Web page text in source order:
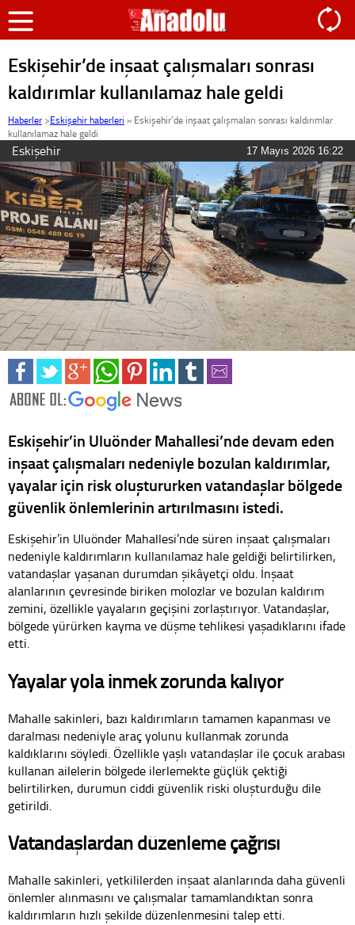
Eskişehir’de inşaat çalışmaları sonrası
kaldırımlar kullanılamaz hale geldi
Haberler >Eskişehir haberleri » Eskişehir’de inşaat çalışmaları sonrası kaldırımlar
kullanılamaz hale geldi
Eskişehir 17 Mayıs 2026 16:22
Eskişehir’in Uluönder Mahallesi’nde devam eden
inşaat çalışmaları nedeniyle bozulan kaldırımlar,
yayalar için risk oluştururken vatandaşlar bölgede
güvenlik önlemlerinin artırılmasını istedi.
Eskişehir’in Uluönder Mahallesi’nde süren inşaat çalışmaları
nedeniyle kaldırımların kullanılamaz hale geldiği belirtilirken,
vatandaşlar yaşanan durumdan şikâyetçi oldu. İnşaat
alanlarının çevresinde biriken molozlar ve bozulan kaldırım
zemini, özellikle yayaların geçişini zorlaştırıyor. Vatandaşlar,
bölgede yürürken kayma ve düşme tehlikesi yaşadıklarını ifade
etti.
Yayalar yola inmek zorunda kalıyor
Mahalle sakinleri, bazı kaldırımların tamamen kapanması ve
daralması nedeniyle araç yolunu kullanmak zorunda
kaldıklarını söyledi. Özellikle yaşlı vatandaşlar ile çocuk arabası
kullanan ailelerin bölgede ilerlemekte güçlük çektiği
belirtilirken, durumun ciddi güvenlik riski oluşturduğu dile
getirildi.
Vatandaşlardan düzenleme çağrısı
Mahalle sakinleri, yetkililerden inşaat alanlarında daha güvenli
önlemler alınmasını ve çalışmalar tamamlandıktan sonra
kaldırımların hızlı şekilde düzenlenmesini talep etti.